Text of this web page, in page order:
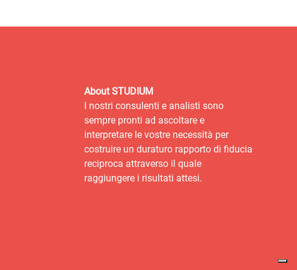
About STUDIUM
I nostri consulenti e analisti sono
sempre pronti ad ascoltare e
interpretare le vostre necessità per
costruire un duraturo rapporto di fiducia
reciproca attraverso il quale
raggiungere i risultati attesi.